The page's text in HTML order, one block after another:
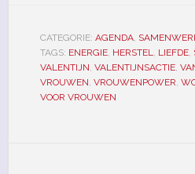
CATEGORIE: AGENDA,
TAGS: ENERGIE, HERSTEL, LIEFDE,
VALENTIJN, VALENTIJNSACTIE,
VROUWEN, VROUWENPOWER,
VOOR VROUWEN